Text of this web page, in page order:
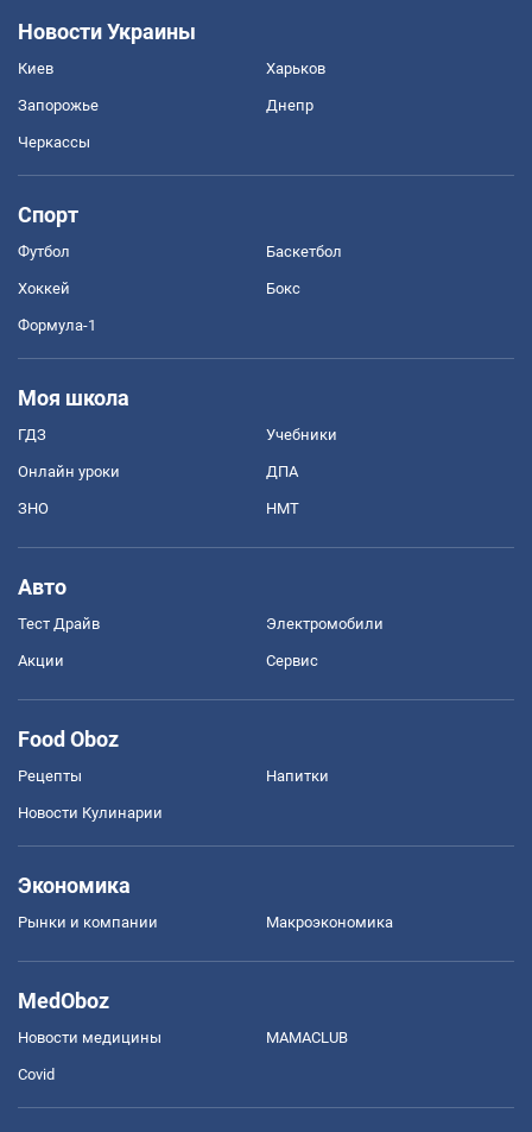
Новости Украины
Киев Харьков
Запорожье Днепр
Черкассы
Спорт
Футбол Баскетбол
Хоккей Бокс
Формула-1
Моя школа
ГДЗ Учебники
Онлайн уроки ДПА
ЗНО НМТ
Авто
Тест Драйв Электромобили
Акции Сервис
Food Oboz
Рецепты Напитки
Новости Кулинарии
Экономика
Рынки и компании Mакроэкономика
MedOboz
Новости медицины MAMACLUB
Covid